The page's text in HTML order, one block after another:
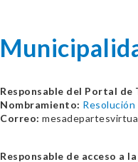
Responsable del Portal de
Nombramiento:
Correo:
Responsable de acceso a